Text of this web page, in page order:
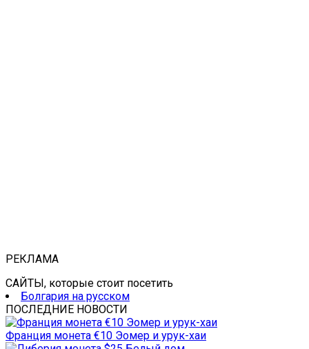
РЕКЛАМА
САЙТЫ, которые стоит посетить
Болгария на русском
ПОСЛЕДНИЕ НОВОСТИ
Франция монета €10 Эомер и урук-хаи